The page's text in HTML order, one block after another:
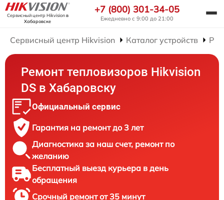
Сервисный центр Hikvisionв
Хабаровске
+7 (800) 301-34-05
Ежедневно с 9:00 до 21:00
Сервисный центр Hikvision Каталог устройств
Ремонт тепловизоров Hikvision
DS в Хабаровску
Официальный сервис
Гарантия на ремонт до 3 лет
Диагностика за наш счет, ремонт по
желанию
Бесплатный выезд курьера в день
обращения
Срочный ремонт от 35 минут